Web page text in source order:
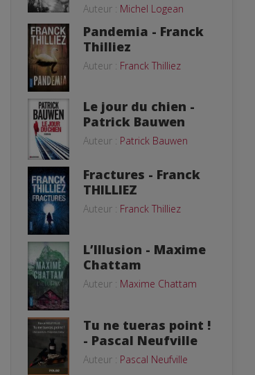
Auteur : Michel Logean
Pandemia - Franck
Thilliez
Auteur : Franck Thilliez
Le jour du chien -
Patrick Bauwen
Auteur : Patrick Bauwen
Fractures - Franck
THILLIEZ
Auteur : Franck Thilliez
L’Illusion - Maxime
Chattam
Auteur : Maxime Chattam
Tu ne tueras point !
- Pascal Neufville
Auteur : Pascal Neufville